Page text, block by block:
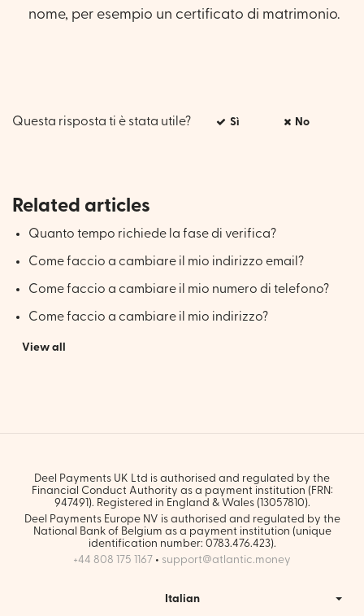
nome, per esempio un certificato di matrimonio.
Questa risposta ti è stata utile? Sì No
Related articles
Quanto tempo richiede la fase di verifica?
Come faccio a cambiare il mio indirizzo email?
Come faccio a cambiare il mio numero di telefono?
Come faccio a cambiare il mio indirizzo?
View all
Deel Payments UK Ltd is authorised and regulated by the
Financial Conduct Authority as a payment institution (FRN:
947491). Registered in England & Wales (13057810).
Deel Payments Europe NV is authorised and regulated by the
National Bank of Belgium as a payment institution (unique
identification number: 0783.476.423).
+44 808 175 1167 • support@atlantic.money
Italian